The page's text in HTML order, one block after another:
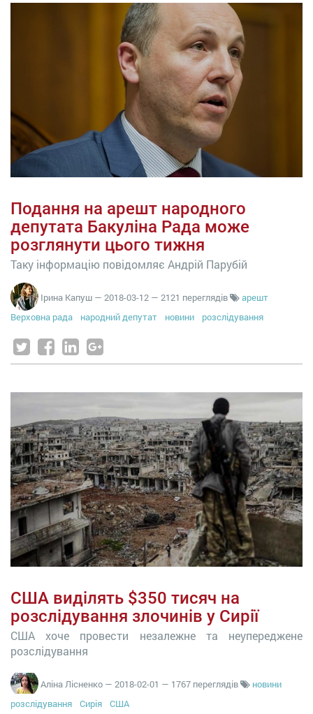
Подання на арешт народного
депутата Бакуліна Рада може
розглянути цього тижня
Таку інформацію повідомляє Андрій Парубій
Ірина Капуш — 2018-03-12 — 2121 переглядів
арешт
Верховна рада
народний депутат новини розслідування
США виділять $350 тисяч на
розслідування злочинів у Сирії
США хоче провести незалежне та неупереджене
розслідування
Аліна Лісненко — 2018-02-01 — 1767 переглядів
новини
розслідування
Сирія США